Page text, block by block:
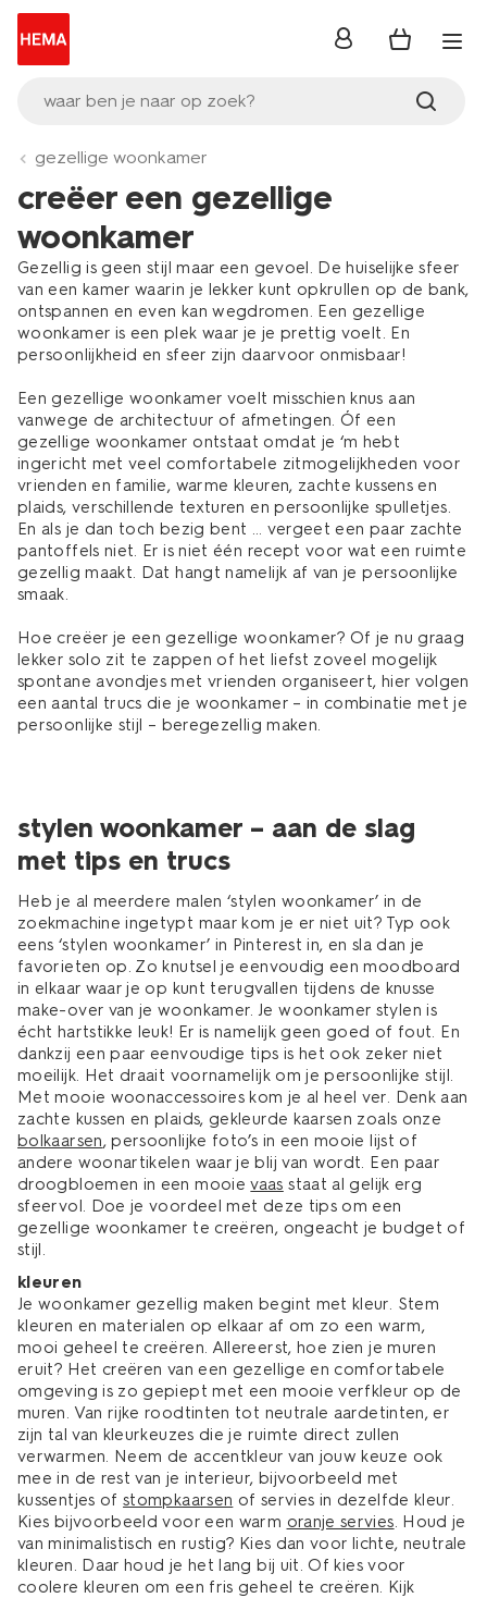
waar ben je naar op zoek?
inloggen
gezellige woonkamer
creëer een gezellige
woonkamer
Gezellig is geen stijl maar een gevoel. De huiselijke sfeer
van een kamer waarin je lekker kunt opkrullen op de bank,
ontspannen en even kan wegdromen. Een gezellige
woonkamer is een plek waar je je prettig voelt. En
persoonlijkheid en sfeer zijn daarvoor onmisbaar!
Een gezellige woonkamer voelt misschien knus aan
vanwege de architectuur of afmetingen. Óf een
gezellige woonkamer ontstaat omdat je ‘m hebt
ingericht met veel comfortabele zitmogelijkheden voor
vrienden en familie, warme kleuren, zachte kussens en
plaids, verschillende texturen en persoonlijke spulletjes.
En als je dan toch bezig bent … vergeet een paar zachte
pantoffels niet. Er is niet één recept voor wat een ruimte
gezellig maakt. Dat hangt namelijk af van je persoonlijke
smaak.
Hoe creëer je een gezellige woonkamer? Of je nu graag
lekker solo zit te zappen of het liefst zoveel mogelijk
spontane avondjes met vrienden organiseert, hier volgen
een aantal trucs die je woonkamer – in combinatie met je
persoonlijke stijl – beregezellig maken.
stylen woonkamer – aan de slag
met tips en trucs
Heb je al meerdere malen ‘stylen woonkamer’ in de
zoekmachine ingetypt maar kom je er niet uit? Typ ook
eens ‘stylen woonkamer’ in Pinterest in, en sla dan je
favorieten op. Zo knutsel je eenvoudig een moodboard
in elkaar waar je op kunt terugvallen tijdens de knusse
make-over van je woonkamer. Je woonkamer stylen is
écht hartstikke leuk! Er is namelijk geen goed of fout. En
dankzij een paar eenvoudige tips is het ook zeker niet
moeilijk. Het draait voornamelijk om je persoonlijke stijl.
Met mooie woonaccessoires kom je al heel ver. Denk aan
zachte kussen en plaids, gekleurde kaarsen zoals onze
bolkaarsen, persoonlijke foto’s in een mooie lijst of
andere woonartikelen waar je blij van wordt. Een paar
droogbloemen in een mooievaas staat al gelijk erg
sfeervol. Doe je voordeel met deze tips om een
gezellige woonkamer te creëren, ongeacht je budget of
stijl.
kleuren
Je woonkamer gezellig maken begint met kleur. Stem
kleuren en materialen op elkaar af om zo een warm,
mooi geheel te creëren. Allereerst, hoe zien je muren
eruit? Het creëren van een gezellige en comfortabele
omgeving is zo gepiept met een mooie verfkleur op de
muren. Van rijke roodtinten tot neutrale aardetinten, er
zijn tal van kleurkeuzes die je ruimte direct zullen
verwarmen. Neem de accentkleur van jouw keuze ook
mee in de rest van je interieur, bijvoorbeeld met
kussentjes ofstompkaarsen of servies in dezelfde kleur.
Kies bijvoorbeeld voor een warm oranje servies. Houd je
van minimalistisch en rustig? Kies dan voor lichte, neutrale
kleuren. Daar houd je het lang bij uit. Of kies voor
coolere kleuren om een fris geheel te creëren. Kijk